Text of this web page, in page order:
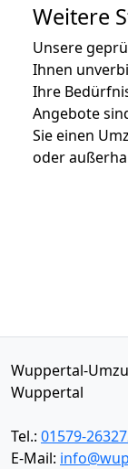
Weitere
Unsere
Ihnen
Ihre
Angebote
Sie einen
oder
Wuppertal-
Wuppertal
Tel.: 01579-
E-Mail: